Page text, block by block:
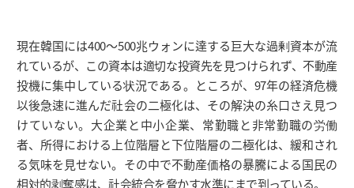
現在韓国には400～500兆ウォンに達する巨大な過剰資本が流
れているが、この資本は適切な投資先を見つけられず、不動産
投機に集中している状況である。ところが、97年の経済危機
以後急速に進んだ社会の二極化は、その解決の糸口さえ見つ
けていない。大企業と中小企業、常勤職と非常勤職の労働
者、所得における上位階層と下位階層の二極化は、緩和され
る気味を見せない。その中で不動産価格の暴騰による国民の
相対的剥奪感は、社会統合を脅かす水準にまで到っている。